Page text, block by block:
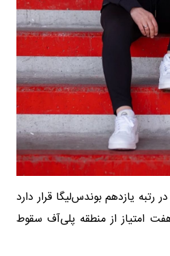
رتبه یازدهم بوندس‌لیگا قرار دارد
امتیاز از منطقه پلی‌آف سقوط